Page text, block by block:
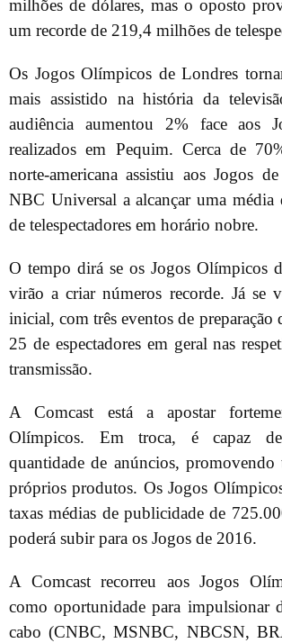
milhões de dólares, mas o oposto
um recorde de 219,4 milhões de
Os Jogos Olímpicos de Londres
mais assistido na história da
audiência aumentou 2% face aos
realizados em Pequim. Cerca de
norte-americana assistiu aos Jogos
NBC Universal a alcançar uma média
de telespectadores em horário nobre.
O tempo dirá se os Jogos Olímpicos
virão a criar números recorde. Já se
inicial, com três eventos de preparação
25 de espectadores em geral nas
transmissão.
A Comcast está a apostar
Olímpicos. Em troca, é capaz
quantidade de anúncios, promovendo
próprios produtos. Os Jogos
taxas médias de publicidade de
poderá subir para os Jogos de 2016.
A Comcast recorreu aos Jogos
como oportunidade para impulsionar
cabo (CNBC, MSNBC, NBCSN,